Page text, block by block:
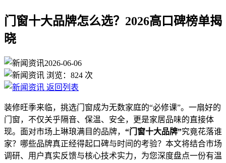
门窗十大品牌怎么选？2026高口碑榜单揭
晓
2026-06-06
浏览： 824 次
返回列表
装修旺季来临，挑选门窗成为无数家庭的“必修课”。一扇好的
门窗，不仅关乎隔音、保温、安全，更是家居品味的直接体
现。面对市场上琳琅满目的品牌， “门窗十大品牌”究竟花落谁
家？哪些品牌真正经得起口碑与时间的考验？本文将结合市场
调研、用户真实反馈与核心技术实力，为您深度盘点一份有温